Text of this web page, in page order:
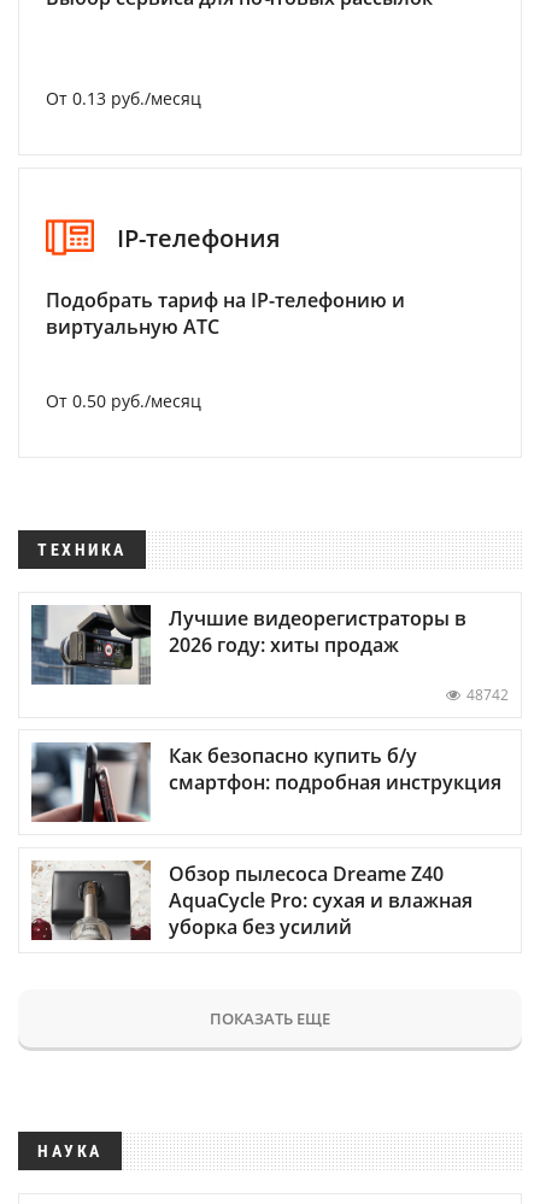
От 0.13 руб./месяц
IP-телефония
Подобрать тариф на IP-телефонию и
виртуальную АТС
От 0.50 руб./месяц
ТЕХНИКА
Лучшие видеорегистраторы в
2026 году: хиты продаж
48742
Как безопасно купить б/у
смартфон: подробная инструкция
Обзор пылесоса Dreame Z40
AquaCycle Pro: сухая и влажная
уборка без усилий
ПОКАЗАТЬ ЕЩЕ
НАУКА